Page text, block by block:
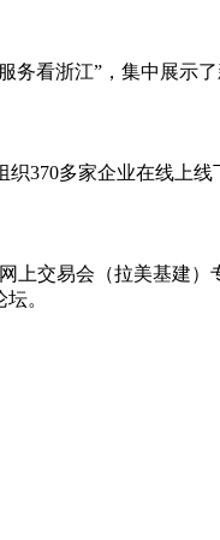
务看浙江”，集中展示
370多家企业在线上
上交易会（拉美基建）
。